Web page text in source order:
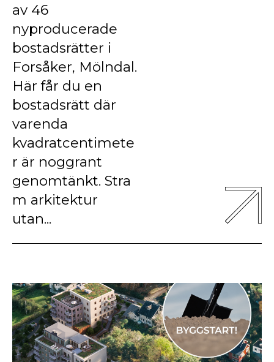
av 46
nyproducerade
bostadsrätter i
Forsåker, Mölndal.
Här får du en
bostadsrätt där
varenda
kvadratcentimete
r är noggrant
genomtänkt. Stra
m arkitektur
utan...